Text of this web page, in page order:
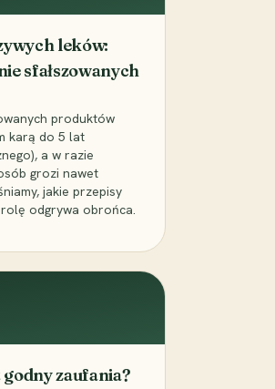
leków:
sfałszowanych
produktów
karą do 5 lat
a w razie
grozi nawet
jakie przepisy
odgrywa obrońca.
zaufania?